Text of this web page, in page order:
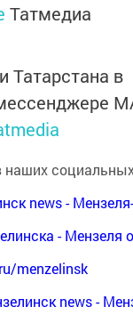
Татмедиа
Татарстана в
наших
news -
- Мензеля
menzelinsk
news -